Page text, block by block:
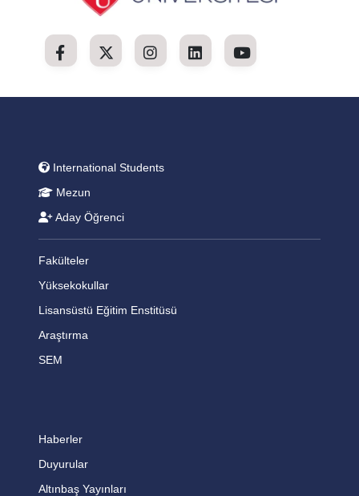
International Students
Mezun
Aday Öğrenci
Fakülteler
Yüksekokullar
Lisansüstü Eğitim Enstitüsü
Araştırma
SEM
Haberler
Duyurular
Altınbaş Yayınları